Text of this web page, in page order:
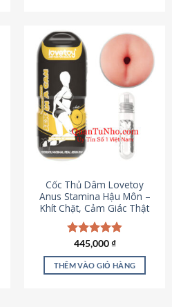
Cốc Thủ Dâm Lovetoy
Anus Stamina Hậu Môn –
Khít Chặt, Cảm Giác Thật
Được xếp
hạng4.84
5 sao
445,000₫
THÊM VÀO GIỎ HÀNG